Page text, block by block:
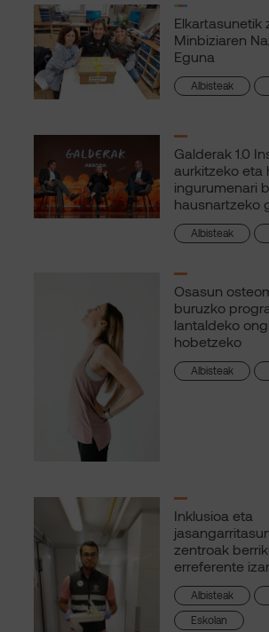
Elkartasunetik
Minbiziaren
Eguna
Albisteak
Galderak 1.0
aurkitzeko eta
ingurumenari
hausnartzeko
Albisteak
Osasun
buruzko
lantaldeko
hobetzeko
Albisteak
Inklusioa eta
zentroak
erreferente
Albisteak
Eskolan